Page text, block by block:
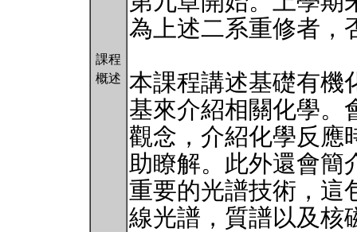
課程
概述
為上述二系重修者，
本課程講述基礎有機
基來介紹相關化學。
觀念，介紹化學反應
助瞭解。此外還會簡
重要的光譜技術，這
線光譜，質譜以及核